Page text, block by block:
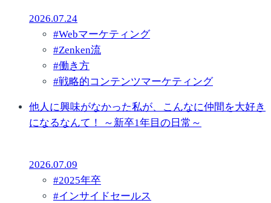
2026.07.24
#Webマーケティング
#Zenken流
#働き方
#戦略的コンテンツマーケティング
他人に興味がなかった私が、こんなに仲間を大好き
になるなんて！ ～新卒1年目の日常～
2026.07.09
#2025年卒
#インサイドセールス